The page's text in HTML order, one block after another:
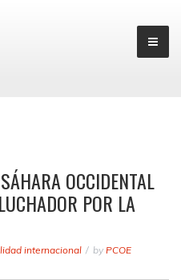
OCCIDENTAL
POR LA
internacional by PCOE